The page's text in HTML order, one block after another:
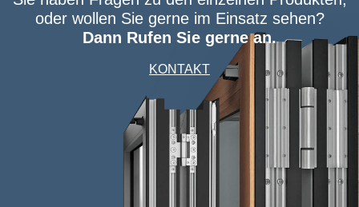
oder wollen Sie gerne im Einsatz sehen?
Dann Rufen Sie gerne an.
KONTAKT